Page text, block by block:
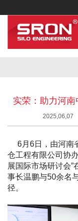
实荣：助力河
2025,06,07
6月6日，由河南
仓工程有限公司协
展国际市场研讨会
事长温鹏与50余名
径。